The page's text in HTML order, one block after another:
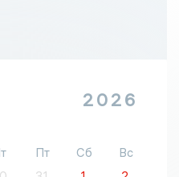
2026
Пт Сб
Вс